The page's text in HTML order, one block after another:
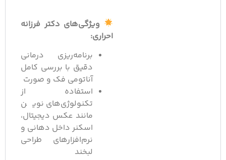
ویژگی‌های دکتر فرزانه
احراری:
برنامه‌ریزی درمانی
دقیق با بررسی کامل
آناتومی فک و صورت
استفاده از
تکنولوژی‌های نوین
مانند عکس دیجیتال،
اسکنر داخل دهانی و
نرم‌افزارهای طراحی
لبخند